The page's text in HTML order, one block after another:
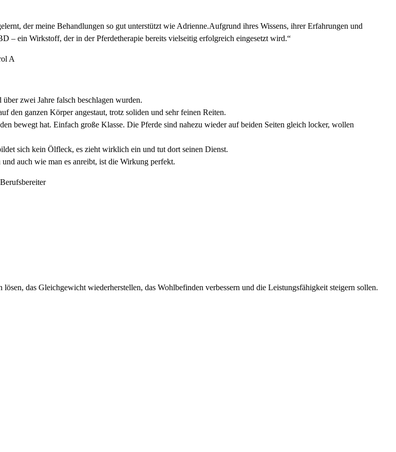
der meine Behandlungen so gut unterstützt wie Adrienne.Aufgrund ihres Wissens, ihrer Erfahrungen und
– ein Wirkstoff, der in der Pferdetherapie bereits vielseitig erfolgreich eingesetzt wird.“
A
zwei Jahre falsch beschlagen wurden.
den ganzen Körper angestaut, trotz soliden und sehr feinen Reiten.
bewegt hat. Einfach große Klasse. Die Pferde sind nahezu wieder auf beiden Seiten gleich locker, wollen
sich kein Ölfleck, es zieht wirklich ein und tut dort seinen Dienst.
auch wie man es anreibt, ist die Wirkung perfekt.
das Gleichgewicht wiederherstellen, das Wohlbefinden verbessern und die Leistungsfähigkeit steigern sollen.